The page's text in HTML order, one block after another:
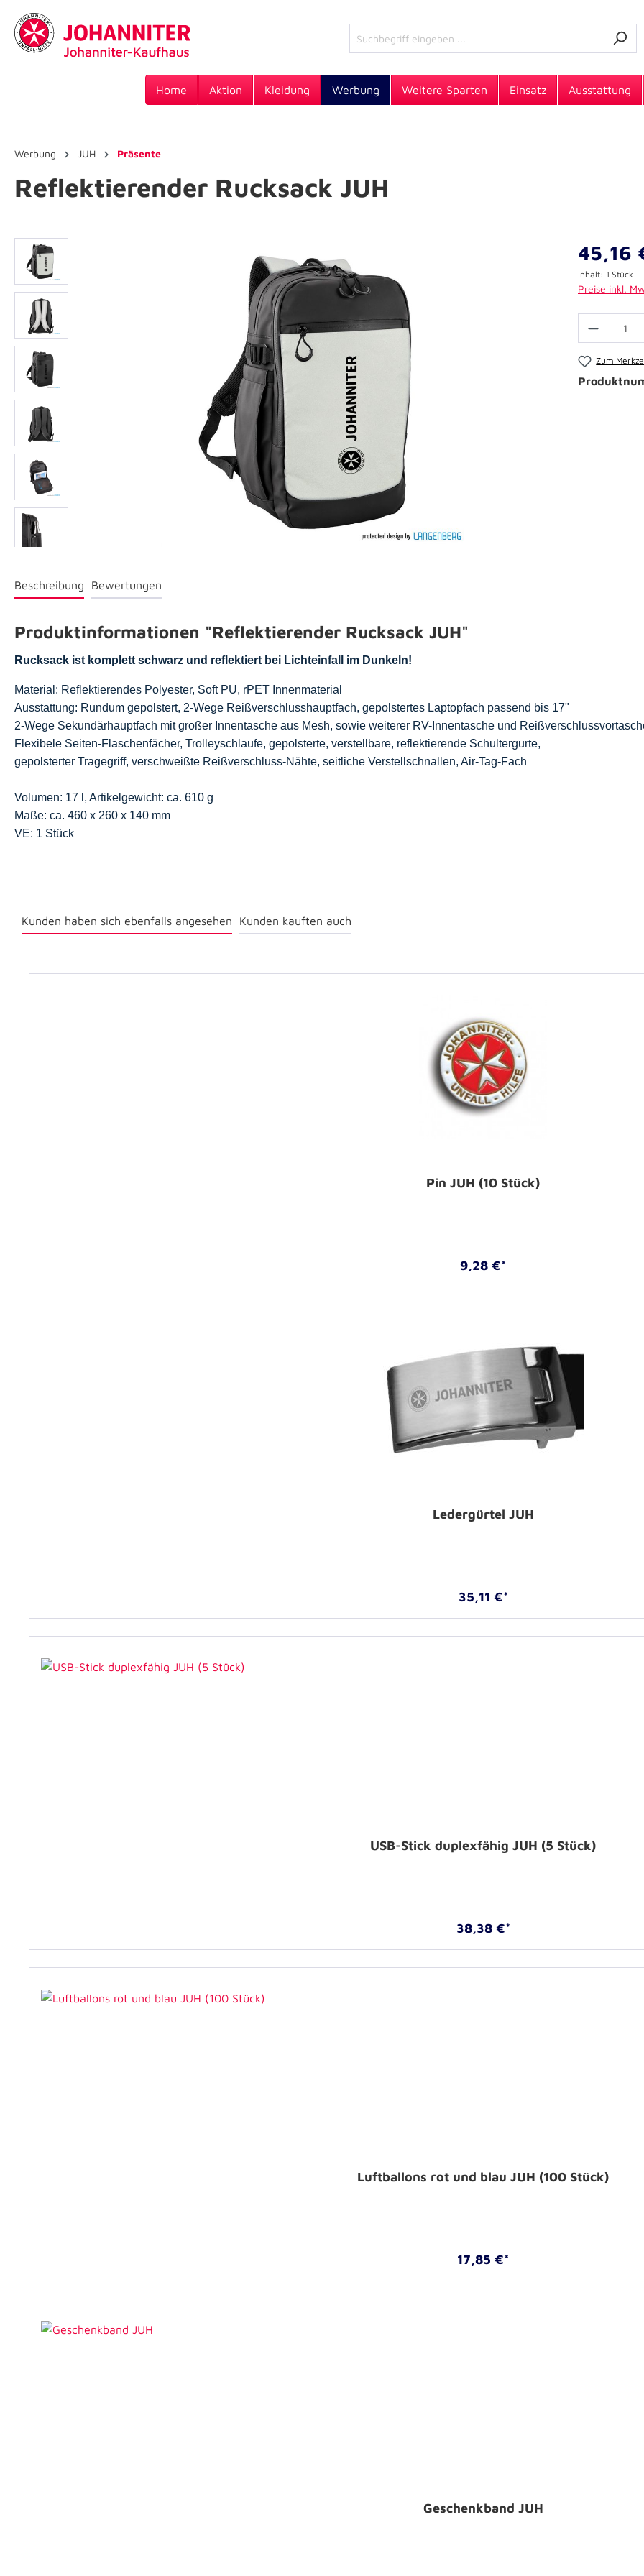
Home Aktion Kleidung Werbung Weitere Sparten Einsatz Ausstattung
Werbung JUH Präsente
Reflektierender Rucksack JUH
45,16
Inhalt: 1 Stück
Preise inkl.
Zum
Beschreibung Bewertungen
Produktinformationen "Reflektierender Rucksack JUH"
Rucksack ist komplett schwarz und reflektiert bei Lichteinfall im Dunkeln!
Material: Reflektierendes Polyester, Soft PU, rPET Innenmaterial
Ausstattung: Rundum gepolstert, 2-Wege Reißverschlusshauptfach, gepolstertes Laptopfach passend bis 17"
2-Wege Sekundärhauptfach mit großer Innentasche aus Mesh, sowie weiterer RV-Innentasche und
Flexibele Seiten-Flaschenfächer, Trolleyschlaufe, gepolsterte, verstellbare, reflektierende Schultergurte,
gepolsterter Tragegriff, verschweißte Reißverschluss-Nähte, seitliche Verstellschnallen, Air-Tag-Fach
Volumen: 17 l, Artikelgewicht: ca. 610 g
Maße: ca. 460 x 260 x 140 mm
VE: 1 Stück
Kunden haben sich ebenfalls angesehen Kunden kauften auch
Pin JUH (10 Stück)
9,28 €*
Ledergürtel JUH
35,11 €*
USB-Stick duplexfähig JUH (5 Stück)
38,38 €*
Luftballons rot und blau JUH (100 Stück)
17,85 €*
Geschenkband JUH